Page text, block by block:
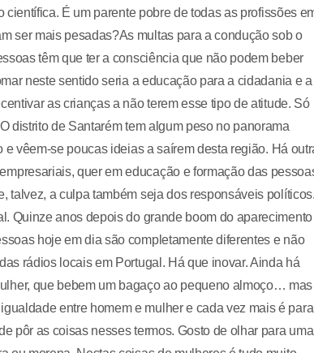
É um parente pobre de todas as profissões
ser mais pesadas?As multas para a condução sob o
têm que ter a consciência que não podem beber
neste sentido seria a educação para a cidadania e a
as crianças a não terem esse tipo de atitude. Só
distrito de Santarém tem algum peso no panorama
vêem-se poucas ideias a saírem desta região. Há
quer em educação e formação das
talvez, a culpa também seja dos responsáveis políticos.
Quinze anos depois do grande boom do aparecimento
hoje em dia são completamente diferentes e não
rádios locais em Portugal. Há que inovar. Ainda há
que bebem um bagaço ao pequeno almoço… mas
entre homem e mulher e cada vez mais é para
pôr as coisas nesses termos. Gosto de olhar para uma